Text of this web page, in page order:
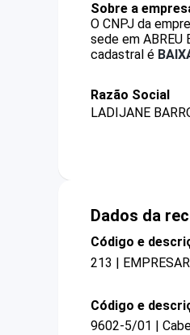
Sobre a
O CNPJ da
sede em ABREU
cadastral é
Razão Social
LADIJANE
Dados da
Código e
213 |
Código e
9602-5/01 |